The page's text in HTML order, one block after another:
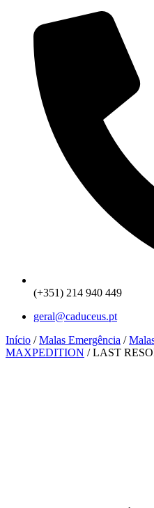
(+351) 214 940 449
geral@caduceus.pt
Início /Malas Emergência /
MAXPEDITION / LAST